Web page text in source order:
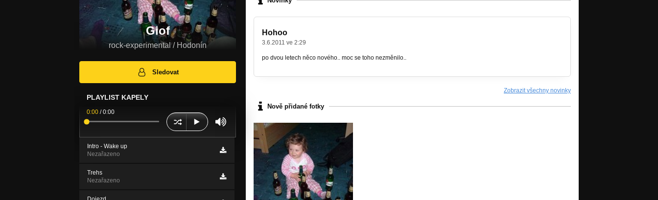
Giof
rock-experimental / Hodonín
Sledovat
PLAYLIST KAPELY
0:00 /0:00
Intro - Wake up
Nezařazeno
Trehs
Nezařazeno
Hohoo
3.6.2011 ve 2:29
po dvou letech něco nového.. moc se toho nezměnilo..
Zobrazit všechny novinky
Nově přidané fotky